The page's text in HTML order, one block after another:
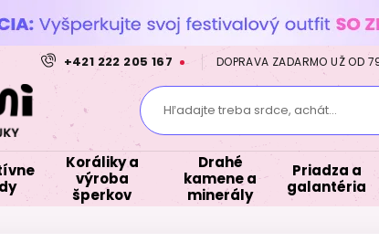
+421 222 205 167 DOPRAVA ZADARMO UŽ OD
Hľadajte treba srdce, achát...
Koráliky a
výroba
šperkov
Drahé
kamene a
minerály
Priadza a
galantéria